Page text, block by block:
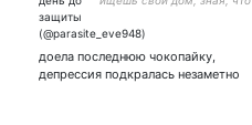
nothing that I write can
make me feel good
доела последнюю чокопайку,
депрессия подкралась незаметно